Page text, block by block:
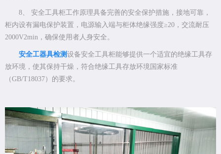
8、 安全工具柜工作原理具备完善的安全保护措施，接地可靠，
柜内设有漏电保护装置，电源输入端与柜体绝缘强度≥20，交流耐压
2000V2min，确保使用者人身安全。
安全工器具检测设备安全工具柜能够提供一个适宜的绝缘工具存
放环境，使其保持干燥，符合绝缘工具存放环境国家标准
（GB/T18037）的要求。